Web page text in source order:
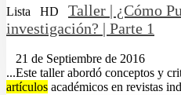
Lista HD
Taller | ¿Cómo
investigación? | Parte 1
21 de Septiembre de 2016
...Este taller abordó conceptos y
artículos académicos en revistas